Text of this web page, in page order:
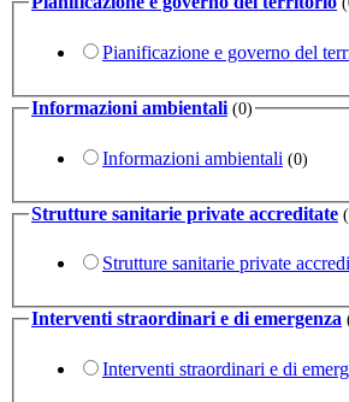
Pianificazione e governo del
Informazioni ambientali (0)
Informazioni ambientali (0)
Strutture sanitarie private accreditate
Strutture sanitarie private
Interventi straordinari e di emergenza
Interventi straordinari e di